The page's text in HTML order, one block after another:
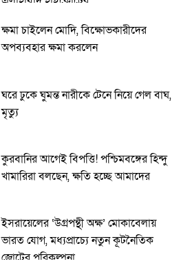
ক্ষমা চাইলেন মোদি, বিক্ষোভকারীদের
অপব্যবহার ক্ষমা করলেন
ঘরে ঢুকে ঘুমন্ত নারীকে টেনে নিয়ে গেল বাঘ,
মৃত্যু
কুরবানির আগেই বিপত্তি! পশ্চিমবঙ্গের হিন্দু
খামারিরা বলছেন, ক্ষতি হচ্ছে আমাদের
ইসরায়েলের ‘উগ্রপন্থী অক্ষ’ মোকাবেলায়
ভারত যোগ, মধ্যপ্রাচ্যে নতুন কূটনৈতিক
জোটের পরিকল্পনা